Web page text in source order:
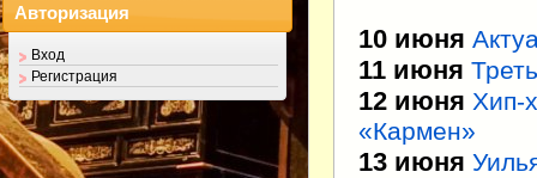
10 июня
11 июня
12 июня Хип-
«Кармен»
13 июня
Авторизация
Вход
Регистрация